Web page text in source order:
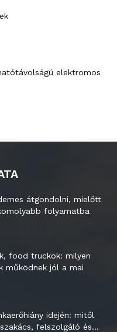
elektromos
átgondolni, mielőtt
folyamatba
food truckok: milyen
működnek jól a mai
idején: mitől
felszolgáló és...